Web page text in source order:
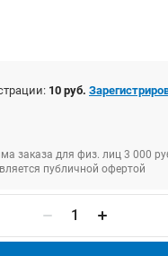
10 руб.
заказа для физ. лиц 3 000
публичной офертой